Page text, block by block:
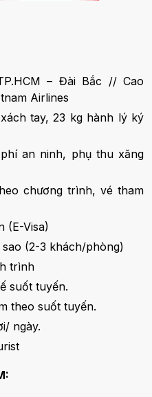
– Đài Bắc // Cao
Airlines
tay, 23 kg hành lý ký
an ninh, phụ thu xăng
chương trình, vé tham
(E-Visa)
(2-3 khách/phòng)
trình
suốt tuyến.
theo suốt tuyến.
ngày.